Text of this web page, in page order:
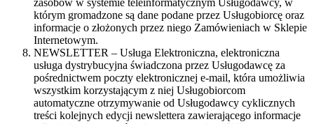
którym gromadzone są dane podane przez Usługobiorcę oraz
informacje o złożonych przez niego Zamówieniach w Sklepie
Internetowym.
NEWSLETTER – Usługa Elektroniczna, elektroniczna
usługa dystrybucyjna świadczona przez Usługodawcę za
pośrednictwem poczty elektronicznej e-mail, która umożliwia
wszystkim korzystającym z niej Usługobiorcom
automatyczne otrzymywanie od Usługodawcy cyklicznych
treści kolejnych edycji newslettera zawierającego informacje